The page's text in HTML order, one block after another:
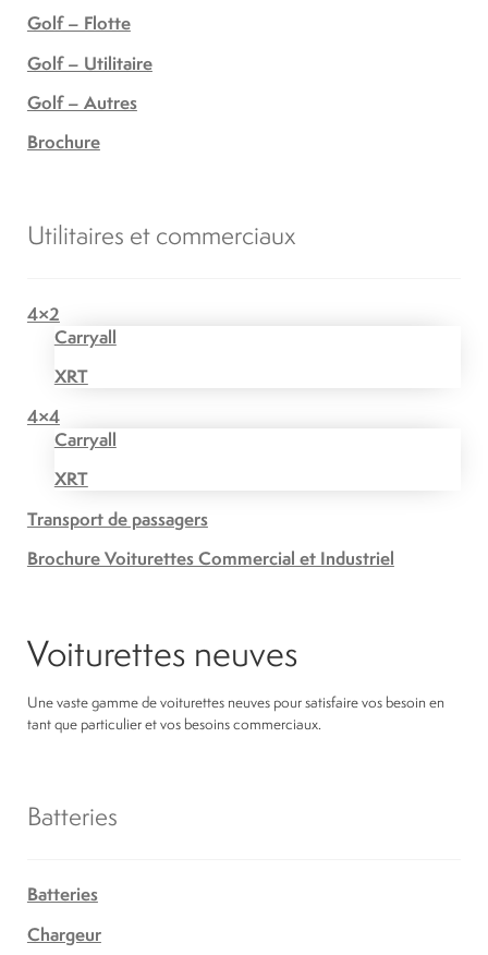
Golf – Flotte
Golf – Utilitaire
Golf – Autres
Brochure
Utilitaires et commerciaux
4×2
Carryall
XRT
4×4
Carryall
XRT
Transport de passagers
Brochure Voiturettes Commercial et Industriel
Voiturettes neuves
Une vaste gamme de voiturettes neuves pour satisfaire vos besoin en
tant que particulier et vos besoins commerciaux.
Batteries
Batteries
Chargeur